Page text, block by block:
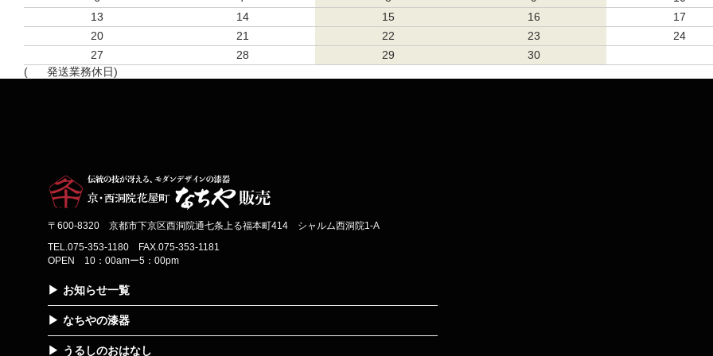
13
14 15 16 17
20
21 22 23 24
27
28 29
30
(
発送業務休日)
〒600-8320 京都市下京区西洞院通七条上る福本町414 シャルム西洞院1-A
TEL.075-353-1180 FAX.075-353-1181
OPEN 10：00amー5：00pm
お知らせ一覧
なちやの漆器
うるしのおはなし